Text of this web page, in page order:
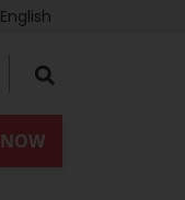
English